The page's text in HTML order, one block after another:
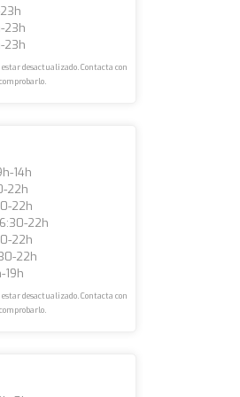
23h
23h
desactualizado. Contacta con
14h
22h
22h
22h
22h
22h
19h
desactualizado. Contacta con